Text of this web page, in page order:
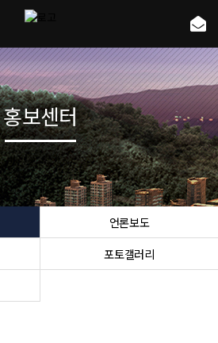
언론보도
포토갤러리
홍보센터